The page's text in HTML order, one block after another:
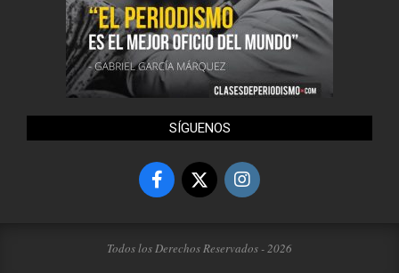
SÍGUENOS
Todos los Derechos Reservados - 2026